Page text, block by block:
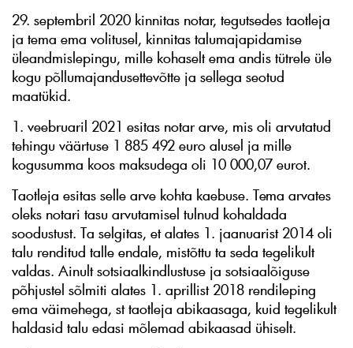
29. septembril 2020 kinnitas notar, tegutsedes taotleja
ja tema ema volitusel, kinnitas talumajapidamise
üleandmislepingu, mille kohaselt ema andis tütrele üle
kogu põllumajandusettevõtte ja sellega seotud
maatükid.
1. veebruaril 2021 esitas notar arve, mis oli arvutatud
tehingu väärtuse 1 885 492 euro alusel ja mille
kogusumma koos maksudega oli 10 000,07 eurot.
Taotleja esitas selle arve kohta kaebuse. Tema arvates
oleks notari tasu arvutamisel tulnud kohaldada
soodustust. Ta selgitas, et alates 1. jaanuarist 2014 oli
talu renditud talle endale, mistõttu ta seda tegelikult
valdas. Ainult sotsiaalkindlustuse ja sotsiaalõiguse
põhjustel sõlmiti alates 1. aprillist 2018 rendileping
ema väimehega, st taotleja abikaasaga, kuid tegelikult
haldasid talu edasi mõlemad abikaasad ühiselt.